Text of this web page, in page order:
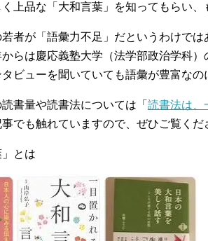
上品な「大和言葉」を知ってもらい、
者が「語彙力不足」だというわけで
らは慶応義塾大学（法学部政治学科
ビューを聞いていても語彙が豊富なの
書量や読書法については「 読書法は、
事でも触れていますので、ぜひご覧くだ
とは